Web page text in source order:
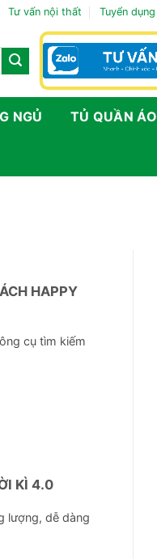
Tư vấn nội thất Tuyển dụng
NGỦ TỦ QUẦN ÁO
HAPPY
cụ tìm kiếm
KÌ 4.0
lượng, dễ dàng